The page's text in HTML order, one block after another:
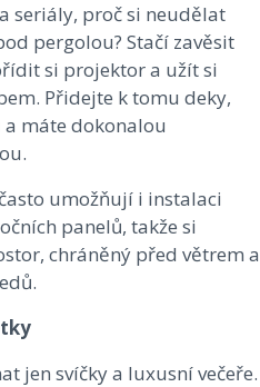
seriály, proč si neudělat
pergolou? Stačí zavěsit
si projektor a užít si
Přidejte k tomu deky,
máte dokonalou
umožňují i instalaci
panelů, takže si
chráněný před větrem a
jen svíčky a luxusní večeře.